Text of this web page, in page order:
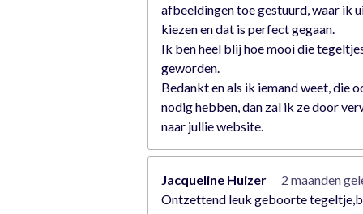
afbeeldingen toe gestuurd, waar ik
kiezen en dat is perfect gegaan.
Ik ben heel blij hoe mooi die
geworden.
Bedankt en als ik iemand weet, die
nodig hebben, dan zal ik ze door
naar jullie website.
Jacqueline Huizer
2 maanden
Ontzettend leuk geboorte